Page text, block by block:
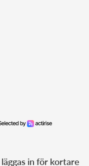
läggas in för kortare